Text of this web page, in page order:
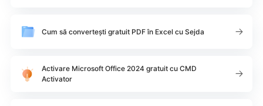
Cum să convertești gratuit PDF în Excel cu Sejda
Activare Microsoft Office 2024 gratuit cu CMD
Activator